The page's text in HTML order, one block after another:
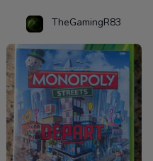
TheGamingR83